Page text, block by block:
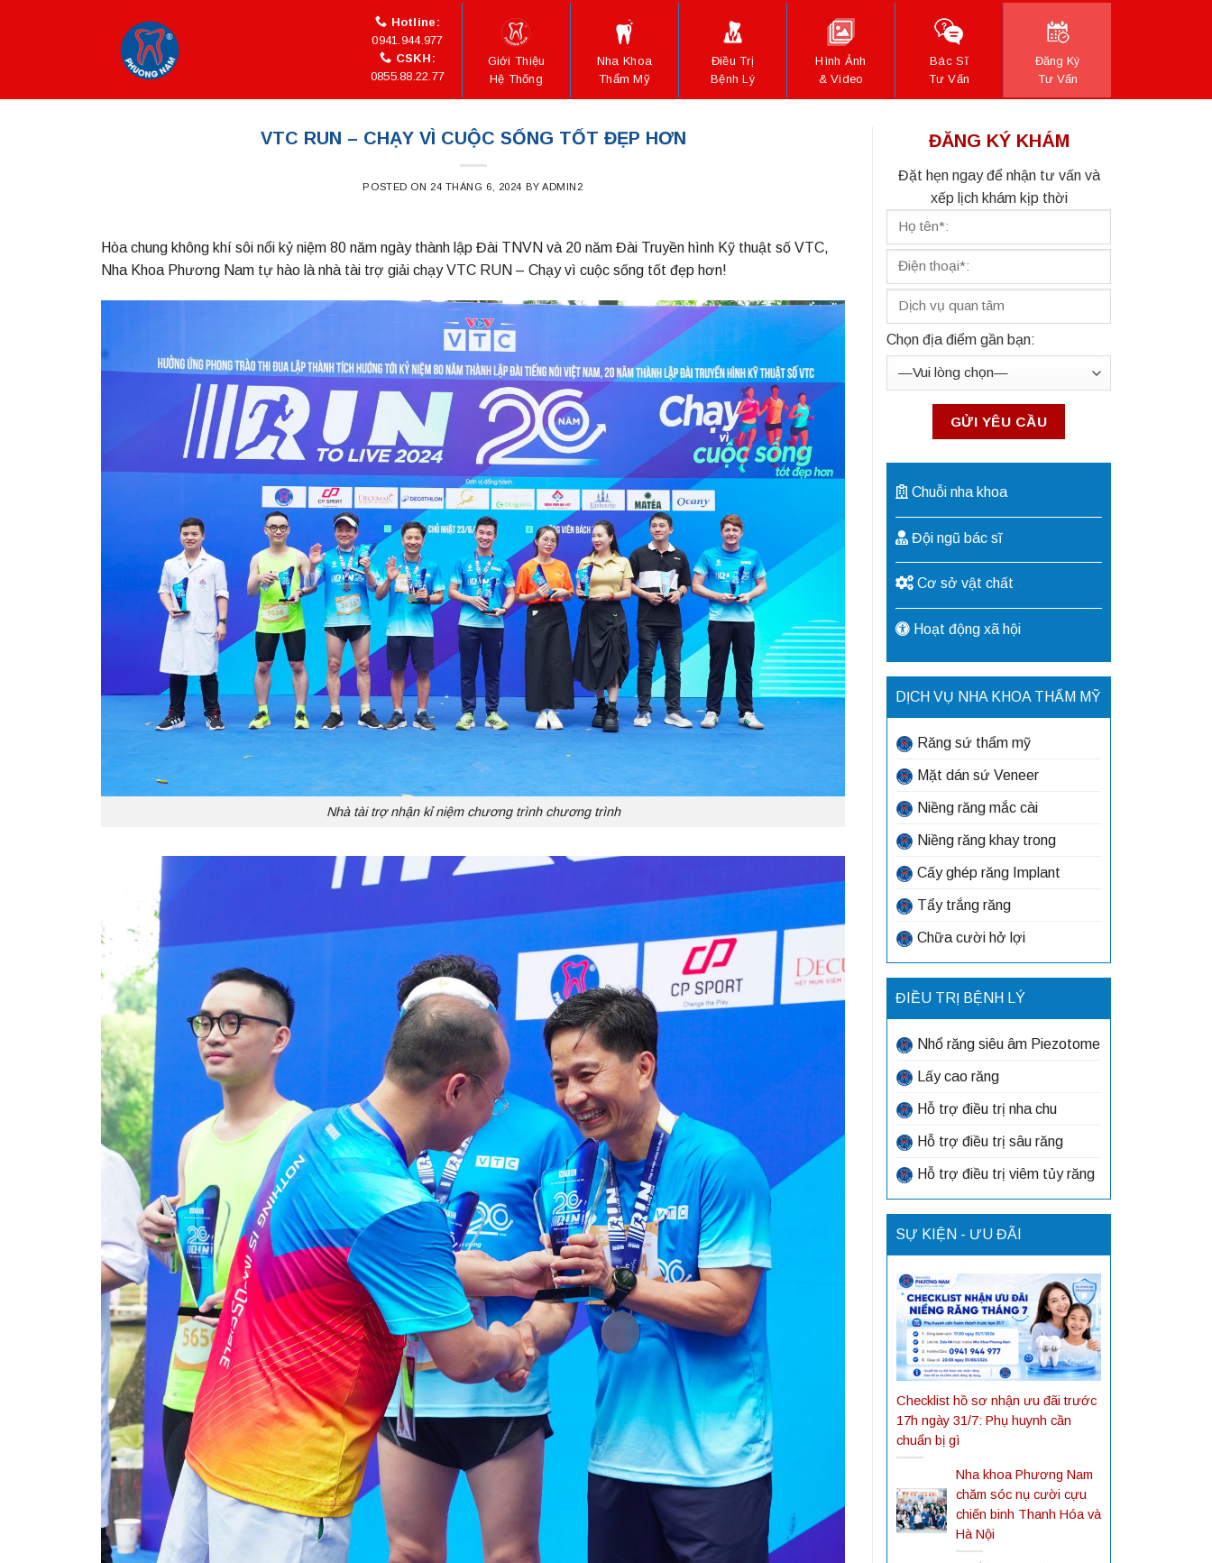
Hotline:
0941.944.977
CSKH:
0855.88.22.77
Giới Thiệu
Hệ Thống
Nha Khoa
Thẩm Mỹ
Điều Trị
Bệnh Lý
Hình Ảnh
& Video
Bác Sĩ
Tư Vấn
Đăng Ký
Tư Vấn
VTC RUN – CHẠY VÌ CUỘC SỐNG TỐT ĐẸP HƠN
POSTED ON 24 THÁNG 6, 2024 BYADMIN2
Hòa chung không khí sôi nổi kỷ niệm 80 năm ngày thành lập Đài TNVN và 20 năm Đài Truyền hình Kỹ thuật số VTC,
Nha Khoa Phương Nam tự hào là nhà tài trợ giải chạy VTC RUN – Chạy vì cuộc sống tốt đẹp hơn!
Nhà tài trợ nhận kỉ niệm chương trình chương trình
ĐĂNG KÝ KHÁM
Đặt hẹn ngay để nhận tư vấn và
xếp lịch khám kịp thời
Chọn địa điểm gần bạn:
Chuỗi nha khoa
Đội ngũ bác sĩ
Cơ sở vật chất
Hoạt động xã hội
DỊCH VỤ NHA KHOA THẨM MỸ
Răng sứ thẩm mỹ
Mặt dán sứ Veneer
Niềng răng mắc cài
Niềng răng khay trong
Cấy ghép răng Implant
Tẩy trắng răng
Chữa cười hở lợi
ĐIỀU TRỊ BỆNH LÝ
Nhổ răng siêu âm Piezotome
Lấy cao răng
Hỗ trợ điều trị nha chu
Hỗ trợ điều trị sâu răng
Hỗ trợ điều trị viêm tủy răng
SỰ KIỆN - ƯU ĐÃI
Checklist hồ sơ nhận ưu đãi trước
17h ngày 31/7: Phụ huynh cần
chuẩn bị gì
Nha khoa Phương Nam
chăm sóc nụ cười cựu
chiến binh Thanh Hóa và
Hà Nội